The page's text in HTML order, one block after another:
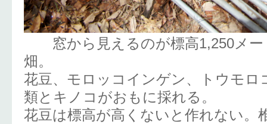
窓から見えるのが標高1,250メー
畑。
花豆、モロッコインゲン、トウモロ
類とキノコがおもに採れる。
花豆は標高が高くないと作れない。